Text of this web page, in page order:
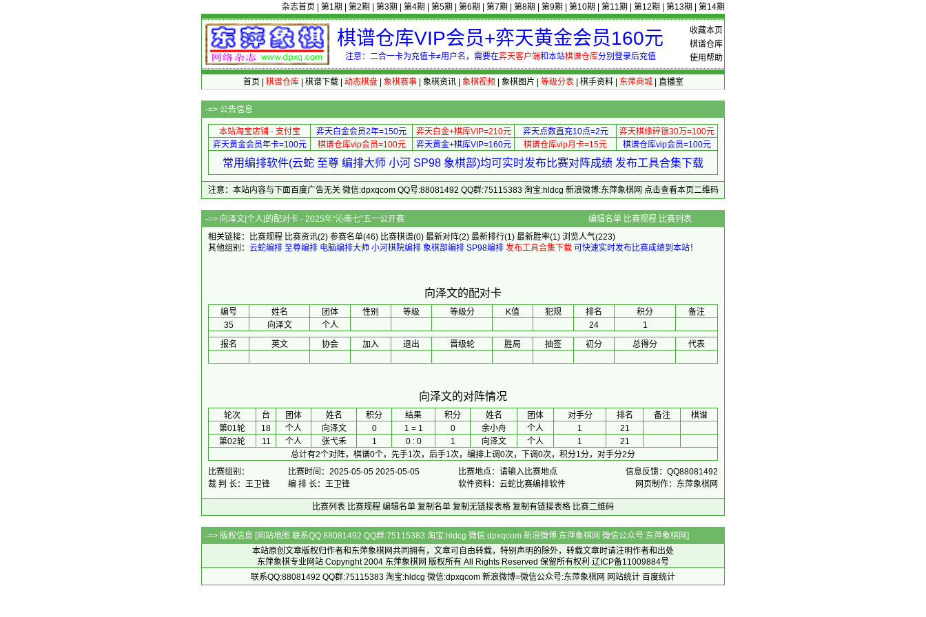
杂志首页 第1期 第2期 第3期 第4期 第5期 第6期 第7期 第8期 第9期 第10期 第11期 第12期 第13期 第14期
收藏本页
棋谱仓库
使用帮助
棋谱仓库VIP会员+弈天黄金会员160元
注意：二合一卡为充值卡≠用户名，需要在弈天客户端和本站棋谱仓库分别登录后充值
首页 棋谱仓库| 棋谱下载| 动态棋盘| 象棋赛事| 象棋资讯| 象棋视频 象棋图片 等级分表| 棋手资料| 东萍商城| 直播室
-=> 公告信息
本站淘宝店铺 - 支付宝 弈天白金会员2年=150元 弈天白金+棋库VIP=210元 弈天点数直充10点=2元
弈天棋缘碎银30万=100元
弈天黄金会员年卡=100元
棋谱仓库vip会员=100元 弈天黄金+棋库VIP=160元 棋谱仓库vip月卡=15元 棋谱仓库vip会员=100元
常用编排软件(云蛇 至尊 编排大师 小河 SP98 象棋部)均可实时发布比赛对阵成绩 发布工具合集下载
注意：本站内容与下面百度广告无关 微信:dpxqcom QQ号:88081492 QQ群:75115383 淘宝:hldcg 新浪微博:东萍象棋网 点击查看本页二维码
-=> 向泽文[个人]的配对卡 - 2025年“沁南七”五一公开赛 编辑名单 比赛规程 比赛列表
相关链接：
比赛规程 比赛资讯(2) 参赛名单(46) 比赛棋谱(0) 最新对阵(2) 最新排行(1) 最新胜率(1) 浏览人气(223)
其他组别： 云蛇编排 至尊编排 电脑编排大师 小河棋院编排 象棋部编排 SP98编排 发布工具合集下载 可快速实时发布比赛成绩到本站！
向泽文的配对卡
编号 姓名 团体 性别 等级 等级分 K值 犯规 排名 积分
备注
35
向泽文 个人 24
1
报名
英文 协会 加入 退出 晋级轮 胜局 抽签 初分 总得分 代表
向泽文的对阵情况
轮次 台 团体 姓名 积分 结果 积分 姓名 团体 对手分 排名 备注
棋谱
第01轮
18 个人 向泽文 0 1 = 1 0 余小舟 个人 1
21
第02轮
11 个人 张弋禾 1 0 : 0 1 向泽文 个人 1
21
总计有2个对阵，棋谱0个，先手1次，后手1次，编排上调0次，下调0次，积分1分，对手分2分
比赛组别：
比赛时间：2025-05-05 2025-05-05 比赛地点：请输入比赛地点
信息反馈：QQ88081492
裁 判 长：王卫锋
编 排 长：王卫锋 软件资料：云蛇比赛编排软件 网页制作：东萍象棋网
比赛列表 比赛规程 编辑名单 复制名单 复制无链接表格 复制有链接表格 比赛二维码
-=> 版权信息 [网站地图 联系QQ:88081492 QQ群:75115383 淘宝:hldcg 微信:dpxqcom 新浪微博:东萍象棋网 微信公众号:东萍象棋网]
本站原创文章版权归作者和 东萍象棋网共同拥有，文章可自由转载，特别声明的除外，转载文章时请注明作者和出处
东萍象棋专业网站 Copyright 2004 东萍象棋网 版权所有 All Rights Reserved 保留所有权利 辽ICP备11009884号
联系QQ:88081492 QQ群:75115383 淘宝:hldcg 微信:dpxqcom 新浪微博=微信公众号:东萍象棋网 网站统计 百度统计